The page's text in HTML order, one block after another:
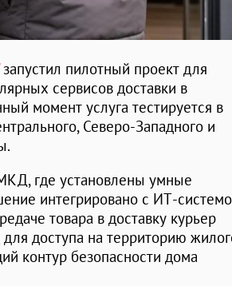
запустил пилотный проект для
сервисов доставки в
момент услуга тестируется в
Северо-Западного и
где установлены умные
интегрировано с ИТ-
товара в доставку курьер
доступа на территорию
контур безопасности дома